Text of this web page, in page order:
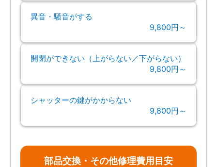
異音・騒音がする
9,800円～
開閉ができない（上がらない／下がらない）
9,800円～
シャッターの鍵がかからない
9,800円～
部品交換・その他修理費用目安